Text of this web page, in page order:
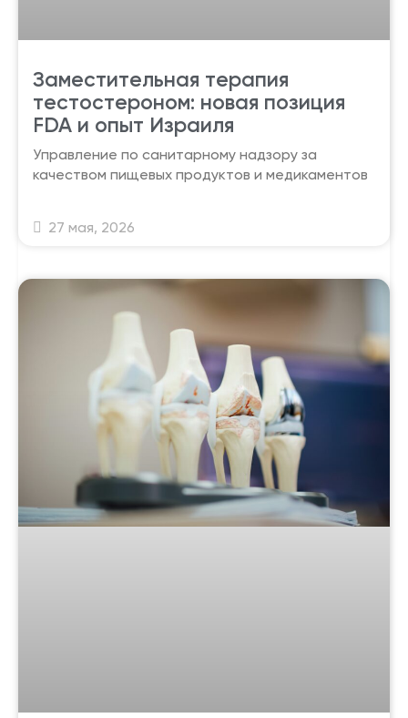
Заместительная терапия
тестостероном: новая позиция
FDA и опыт Израиля
Управление по санитарному надзору за
качеством пищевых продуктов и медикаментов
27 мая, 2026